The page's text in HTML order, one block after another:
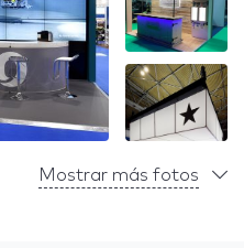
Mostrar más fotos